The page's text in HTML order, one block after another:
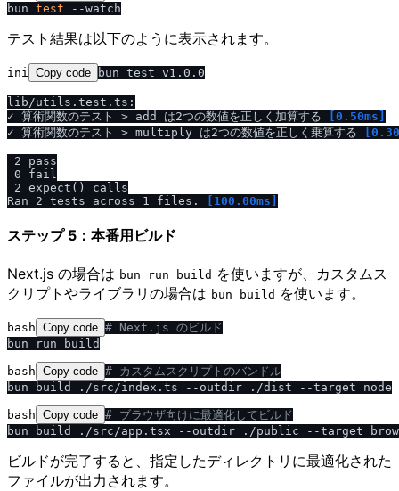
bun test
テスト結果は以下のように表示されます。
ini Copy code bun test v1.0.0
lib/utils.test.ts:
✓ 算術関数のテスト > add は2つの数値を正しく加算する
[0.50ms]
✓ 算術関数のテスト > multiply は2つの数値を正しく乗算する
2 pass
0 fail
2 expect() calls
Ran 2 tests across 1 files.
[100.00ms]
ステップ 5：本番用ビルド
Next.js の場合は bun run build を使いますが、カスタムス
クリプトやライブラリの場合は bun build を使います。
bash Copy code # Next.js のビルド
bash Copy code # カスタムスクリプトのバンドル
bash Copy code # ブラウザ向けに最適化してビルド
ビルドが完了すると、指定したディレクトリに最適化された
ファイルが出力されます。